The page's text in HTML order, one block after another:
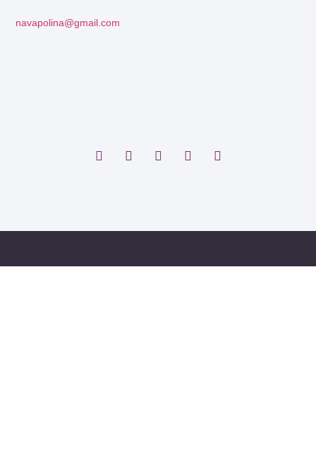
navapolina@gmail.com